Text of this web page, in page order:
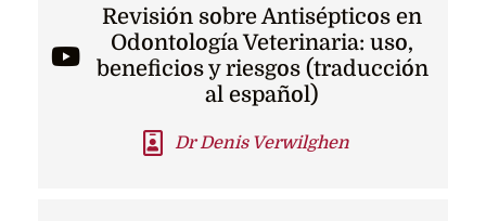
Revisión sobre Antisépticos en
Odontología Veterinaria: uso,
beneficios y riesgos (traducción
al español)
Dr Denis Verwilghen